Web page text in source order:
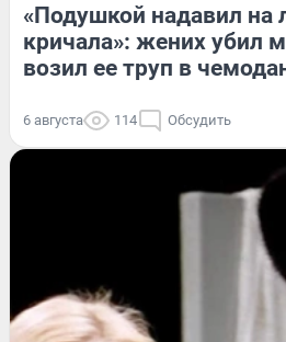
«Подушкой надавил на
кричала»: жених убил
возил ее труп в
6 августа 114 Обсудить